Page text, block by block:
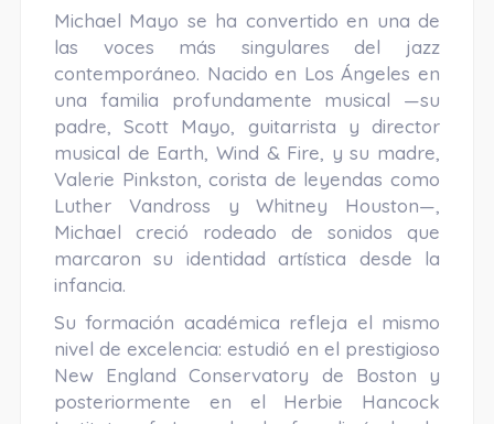
Michael Mayo se ha convertido en una de
las voces más singulares del jazz
contemporáneo. Nacido en Los Ángeles en
una familia profundamente musical —su
padre, Scott Mayo, guitarrista y director
musical de Earth, Wind & Fire, y su madre,
Valerie Pinkston, corista de leyendas como
Luther Vandross y Whitney Houston—,
Michael creció rodeado de sonidos que
marcaron su identidad artística desde la
infancia.
Su formación académica refleja el mismo
nivel de excelencia: estudió en el prestigioso
New England Conservatory de Boston y
posteriormente en el Herbie Hancock